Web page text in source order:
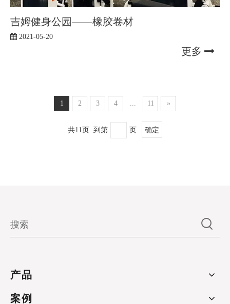
吉姆健身公园——橡胶卷材
2021-05-20
更多
1 2 3 4 11 »
共11页 到第 页 确定
产品
案例